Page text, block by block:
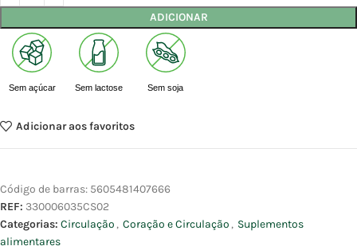
ADICIONAR
Sem açúcar Sem lactose Sem soja
Adicionar aos favoritos
Código de barras: 5605481407666
REF: 330006035CS02
Categorias: Circulação , Coração e Circulação , Suplementos
alimentares